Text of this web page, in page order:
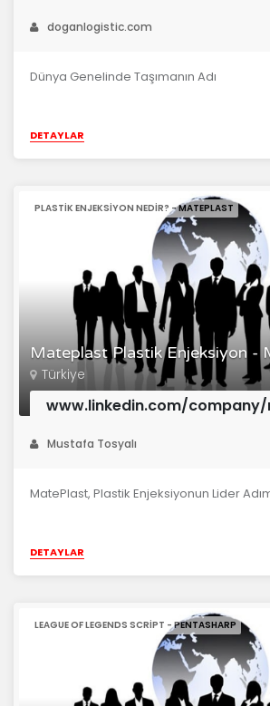
doganlogistic.com
Dünya Genelinde Taşımanın Adı
DETAYLAR
Mateplast Plastik Enjeksiyon -
PLASTIK ENJEKSIYON NEDIR? - MATEPLAST
Türkiye
www.linkedin.com/
Mustafa Tosyalı
MatePlast, Plastik Enjeksiyonun Lider
DETAYLAR
LEAGUE OF LEGENDS SCRIPT - PENTASHARP